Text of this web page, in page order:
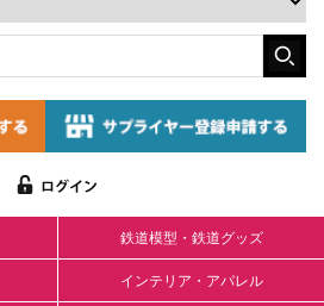
鉄道模型・鉄道グッズ
インテリア・アパレル